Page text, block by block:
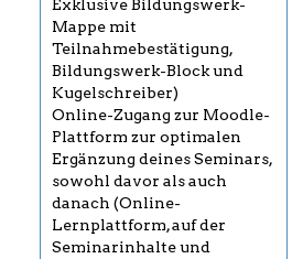
Exklusive Bildungswerk-
Mappe mit
Teilnahmebestätigung,
Bildungswerk-Block und
Kugelschreiber)
Online-Zugang zur Moodle-
Plattform zur optimalen
Ergänzung deines Seminars,
sowohl davor als auch
danach (Online-
Lernplattform, auf der
Seminarinhalte und